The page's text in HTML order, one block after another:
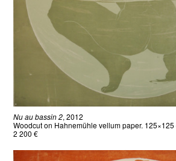
Nu au bassin 2, 2012
Woodcut on Hahnemühle vellum paper. 125×125
2 200 €